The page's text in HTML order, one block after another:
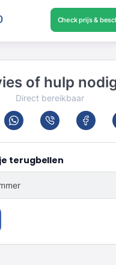
Check prijs &
of hulp
Direct bereikbaar
terugbellen